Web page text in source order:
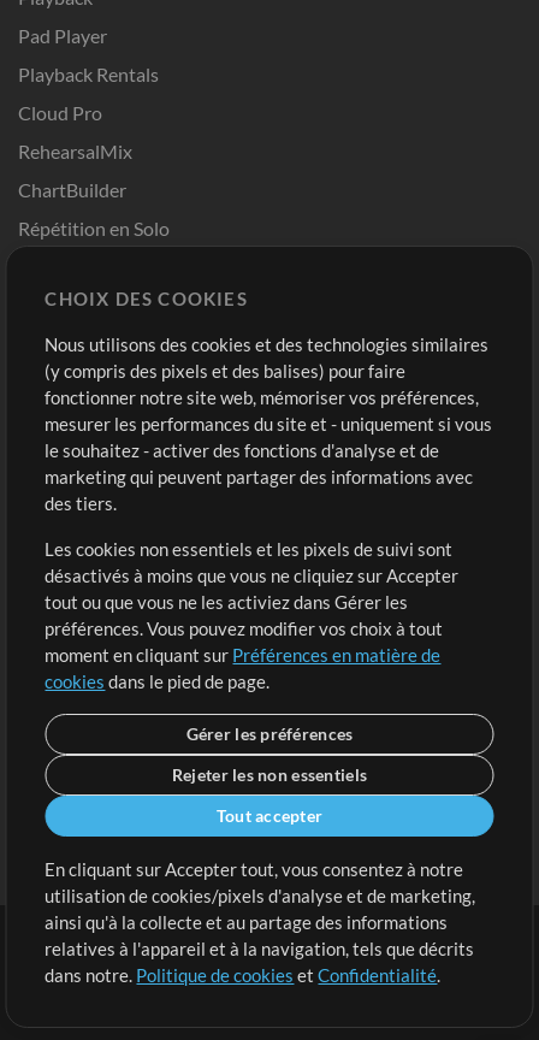
Pad Player
Playback Rentals
Cloud Pro
RehearsalMix
ChartBuilder
Répétition en Solo
Modèles ProPresenter
Sons
Boutique
Acheter des crédits
Contenu gratuit
Demander les pistes
Extras
Sessions
Soumettre votre contenu
Listes de lecture
Conférence MT
Compte
Connexion
S'inscrire
Conditions | Confidentialité |
CHOIX DES COOKIES
Nous utilisons des cookies et des technologies similaires
(y compris des pixels et des balises) pour faire
fonctionner notre site web, mémoriser vos préférences,
mesurer les performances du site et - uniquement si vous
le souhaitez - activer des fonctions d'analyse et de
marketing qui peuvent partager des informations avec
des tiers.
Les cookies non essentiels et les pixels de suivi sont
désactivés à moins que vous ne cliquiez sur Accepter
tout ou que vous ne les activiez dans Gérer les
préférences. Vous pouvez modifier vos choix à tout
moment en cliquant sur Préférences en matière de
cookies dans le pied de page.
Gérer les préférences
Rejeter les non essentiels
Tout accepter
En cliquant sur Accepter tout, vous consentez à notre
utilisation de cookies/pixels d'analyse et de marketing,
ainsi qu'à la collecte et au partage des informations
relatives à l'appareil et à la navigation, tels que décrits
dans notre. Politique de cookies etConfidentialité.